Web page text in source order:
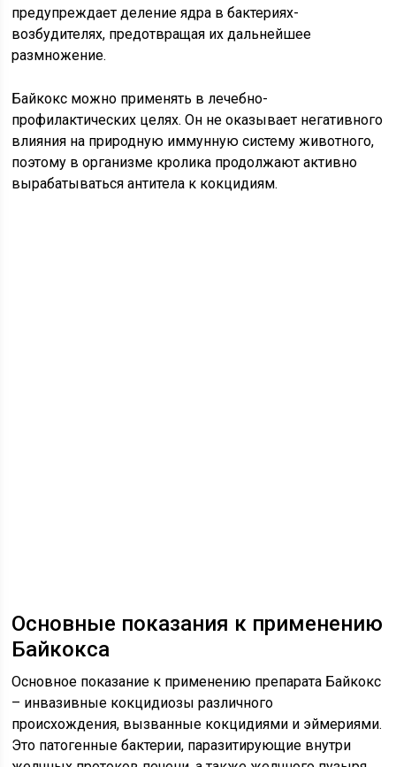
предупреждает деление ядра в бактериях-
возбудителях, предотвращая их дальнейшее
размножение.
Байкокс можно применять в лечебно-
профилактических целях. Он не оказывает негативного
влияния на природную иммунную систему животного,
поэтому в организме кролика продолжают активно
вырабатываться антитела к кокцидиям.
Основные показания к применению
Байкокса
Основное показание к применению препарата Байкокс
– инвазивные кокцидиозы различного
происхождения, вызванные кокцидиями и эймериями.
Это патогенные бактерии, паразитирующие внутри